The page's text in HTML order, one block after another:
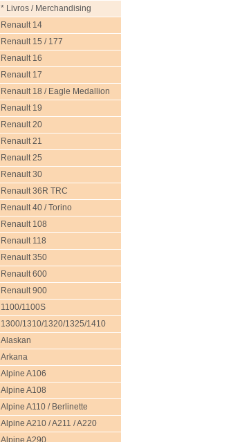
* Livros / Merchandising
Renault 14
Renault 15 / 177
Renault 16
Renault 17
Renault 18 / Eagle Medallion
Renault 19
Renault 20
Renault 21
Renault 25
Renault 30
Renault 36R TRC
Renault 40 / Torino
Renault 108
Renault 118
Renault 350
Renault 600
Renault 900
1100/1100S
1300/1310/1320/1325/1410
Alaskan
Arkana
Alpine A106
Alpine A108
Alpine A110 / Berlinette
Alpine A210 / A211 / A220
Alpine A290